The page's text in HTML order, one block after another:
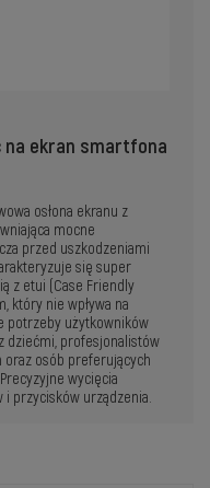
na ekran smartfona
osłona ekranu z
mocne
przed uszkodzeniami
się super
z etui (Case Friendly
który nie wpływa na
potrzeby użytkowników
dziećmi, profesjonalistów
oraz osób preferujących
wycięcia
przycisków urządzenia.